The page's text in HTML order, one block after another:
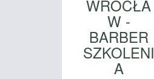
WROCŁA
W -
BARBER
SZKOLENI
A